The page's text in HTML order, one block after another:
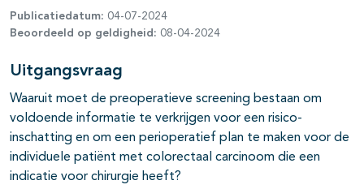
Publicatiedatum: 04-07-2024
Beoordeeld op geldigheid: 08-04-2024
Uitgangsvraag
Waaruit moet de preoperatieve screening bestaan om
voldoende informatie te verkrijgen voor een risico-
inschatting en om een perioperatief plan te maken voor de
individuele patiënt met colorectaal carcinoom die een
indicatie voor chirurgie heeft?